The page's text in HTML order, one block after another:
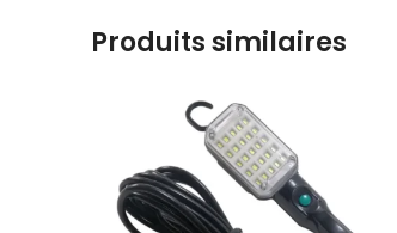
Produits similaires